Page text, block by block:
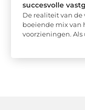
succesvolle
De realiteit van
boeiende mix van
voorzieningen. Als